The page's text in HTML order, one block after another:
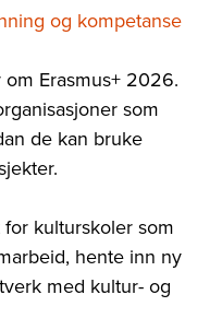
og kompetanse
Erasmus+ 2026.
som
de kan bruke
kulturskoler som
hente inn ny
med kultur- og